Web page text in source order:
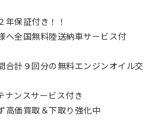
保証付き！！
全国無料陸送納車サービス付
計９回分の無料エンジンオイル交
ンスサービス付き
価買取＆下取り強化中